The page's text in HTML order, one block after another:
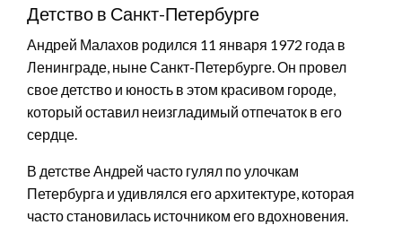
Детство в Санкт-Петербурге
Андрей Малахов родился 11 января 1972 года в
Ленинграде, ныне Санкт-Петербурге. Он провел
свое детство и юность в этом красивом городе,
который оставил неизгладимый отпечаток в его
сердце.
В детстве Андрей часто гулял по улочкам
Петербурга и удивлялся его архитектуре, которая
часто становилась источником его вдохновения.